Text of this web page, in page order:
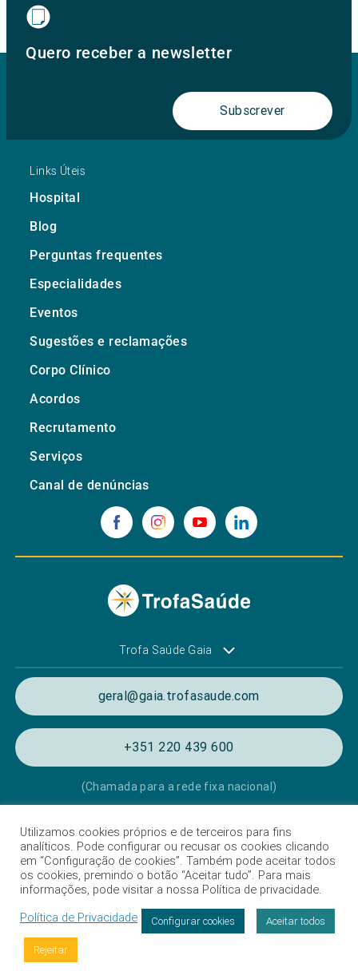
Quero receber a newsletter
Subscrever
Links Úteis
Hospital
Blog
Perguntas frequentes
Especialidades
Eventos
Sugestões e reclamações
Corpo Clínico
Acordos
Recrutamento
Serviços
Canal de denúncias
Trofa Saúde Gaia
geral@gaia.trofasaude.com
+351 220 439 600
(Chamada para a rede fixa nacional)
Política de Privacidade e de Cookies
Termos e condições de utilização
Listagem das Unidades Hospitalares
Proteção de dados
Livro de Reclamações
Utilizamos cookies próprios e de terceiros para fins
analíticos. Pode configurar ou recusar os cookies clicando
em “Configuração de cookies”. Também pode aceitar todos
os cookies, premindo o botão “Aceitar tudo”. Para mais
informações, pode visitar a nossa Política de privacidade.
Política de Privacidade
Configurar cookies Aceitar todos
Rejeitar